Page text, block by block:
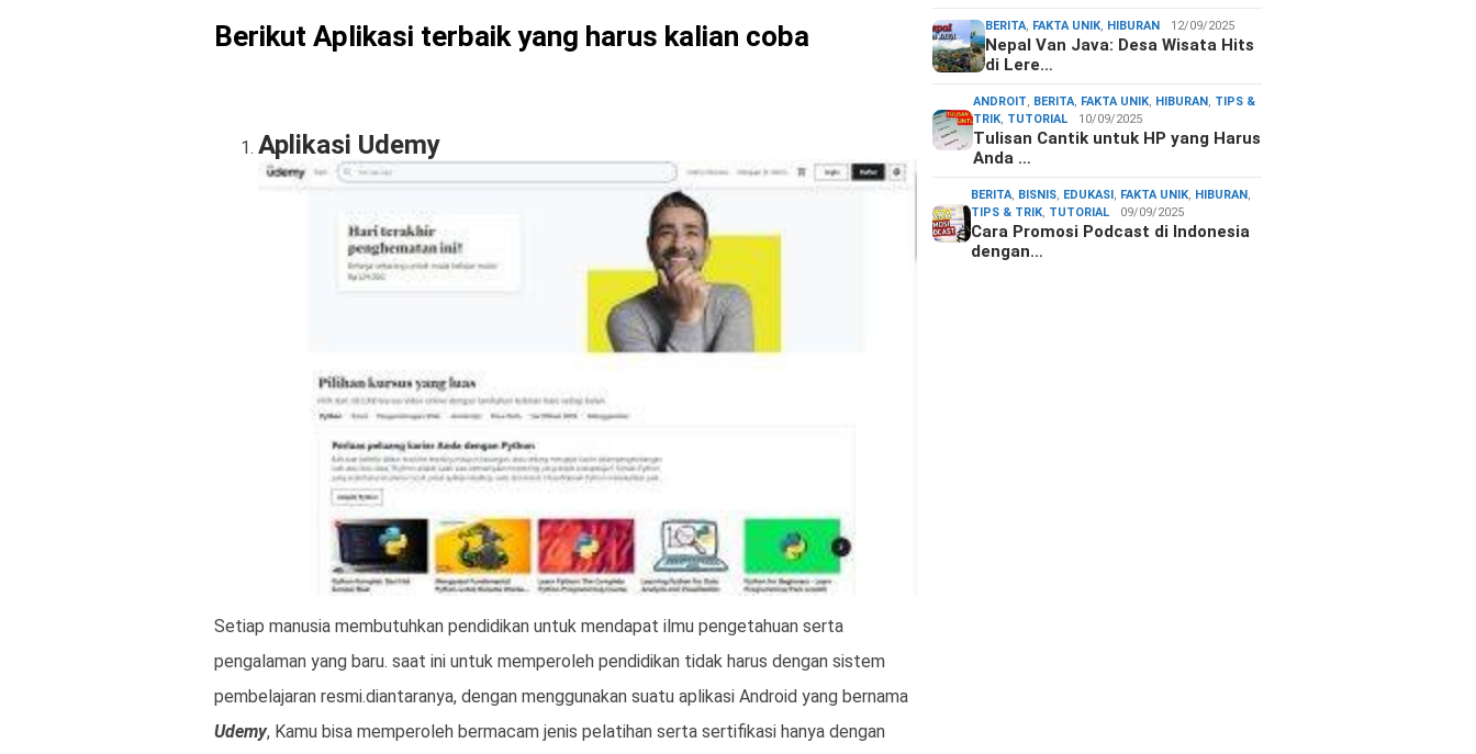
Berikut Aplikasi terbaik yang harus kalian coba
Aplikasi Udemy
Setiap manusia membutuhkan pendidikan untuk mendapat ilmu pengetahuan serta
pengalaman yang baru. saat ini untuk memperoleh pendidikan tidak harus dengan sistem
pembelajaran resmi.diantaranya, dengan menggunakan suatu aplikasi Android yang bernama
Udemy, Kamu bisa memperoleh bermacam jenis pelatihan serta sertifikasi hanya dengan
BERITA, FAKTA UNIK, HIBURAN 12/09/2025
Nepal Van Java: Desa Wisata Hits
di Lere…
ANDROIT, BERITA, FAKTA UNIK, HIBURAN, TIPS &
TRIK, TUTORIAL 10/09/2025
Tulisan Cantik untuk HP yang Harus
Anda …
BERITA, BISNIS, EDUKASI, FAKTA UNIK, HIBURAN,
TIPS & TRIK, TUTORIAL 09/09/2025
Cara Promosi Podcast di Indonesia
dengan…